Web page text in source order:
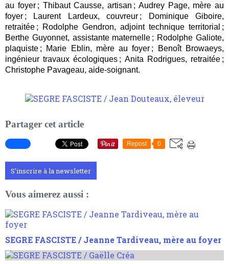
au foyer ; Thibaut Causse, artisan ; Audrey Page, mère au
foyer ; Laurent Lardeux, couvreur ; Dominique Giboire,
retraitée ; Rodolphe Gendron, adjoint technique territorial ;
Berthe Guyonnet, assistante maternelle ; Rodolphe Galiote,
plaquiste ; Marie Eblin, mère au foyer ; Benoît Browaeys,
ingénieur travaux écologiques ; Anita Rodrigues, retraitée ;
Christophe Pavageau, aide-soignant.
Partager cet article
Repost 0
S'inscrire à la newsletter
Vous aimerez aussi :
SEGRE FASCISTE / Jeanne Tardiveau, mère au foyer